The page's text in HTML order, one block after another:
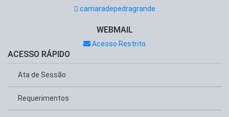
camaradepedragrande
WEBMAIL
Acesso Restrito
ACESSO RÁPIDO
Ata de Sessão
Requerimentos